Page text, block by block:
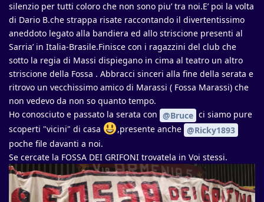
silenzio per tutti coloro che non sono piu’ tra noi.E’ poi la volta
di Dario B.che strappa risate raccontando il divertentissimo
aneddoto legato alla bandiera ed allo striscione presenti al
Sarria’ in Italia-Brasile.Finisce con i ragazzini del club che
sotto la regia di Massi dispiegano in cima al teatro un altro
striscione della Fossa . Abbracci sinceri alla fine della serata e
ritrovo un vecchissimo amico di Marassi ( Fossa Marassi) che
non vedevo da non so quanto tempo.
Ho conosciuto e passato la serata con @Bruce ci siamo pure
scoperti "vicini" di casa
,presente anche @Ricky1893
poche file davanti a noi.
Se cercate la FOSSA DEI GRIFONI trovatela in Voi stessi.